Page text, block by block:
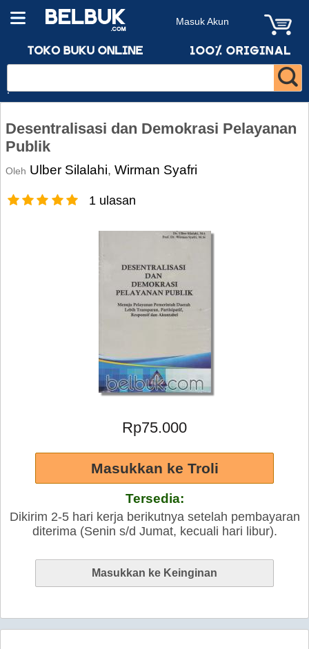
Masuk Akun
Desentralisasi dan Demokrasi Pelayanan
Publik
Oleh Ulber Silalahi, Wirman Syafri
1 ulasan
Rp75.000
Tersedia:
Dikirim 2-5 hari kerja berikutnya setelah pembayaran
diterima (Senin s/d Jumat, kecuali hari libur).